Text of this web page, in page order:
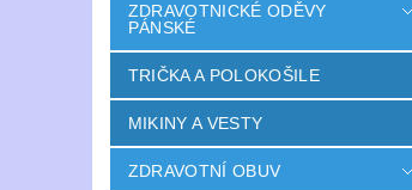
ZDRAVOTNICKÉ ODĚVY
PÁNSKÉ
TRIČKA A POLOKOŠILE
MIKINY A VESTY
ZDRAVOTNÍ OBUV